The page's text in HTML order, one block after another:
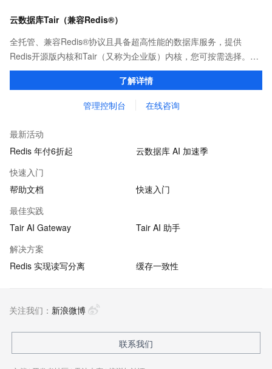
云数据库Tair（兼容Redis®）
全托管、兼容Redis®协议且具备超高性能的数据库服务，提供
Redis开源版内核和Tair（又称为企业版）内核，您可按需选择。保
证亚毫秒级的稳定时延，为应用程序起到加速作用，在对时延有严
了解详情
管理控制台 在线咨询
最新活动
Redis 年付6折起
云数据库 AI 加速季
快速入门
帮助文档
快速入门
最佳实践
Tair AI Gateway
Tair AI 助手
解决方案
Redis 实现读写分离
缓存一致性
关注我们： 新浪微博
联系我们